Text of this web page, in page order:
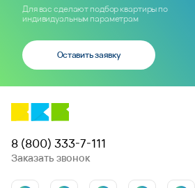
Для вас сделают подбор квартиры по
индивидуальным параметрам
Оставить заявку
8 (800) 333-7-111
Заказать звонок